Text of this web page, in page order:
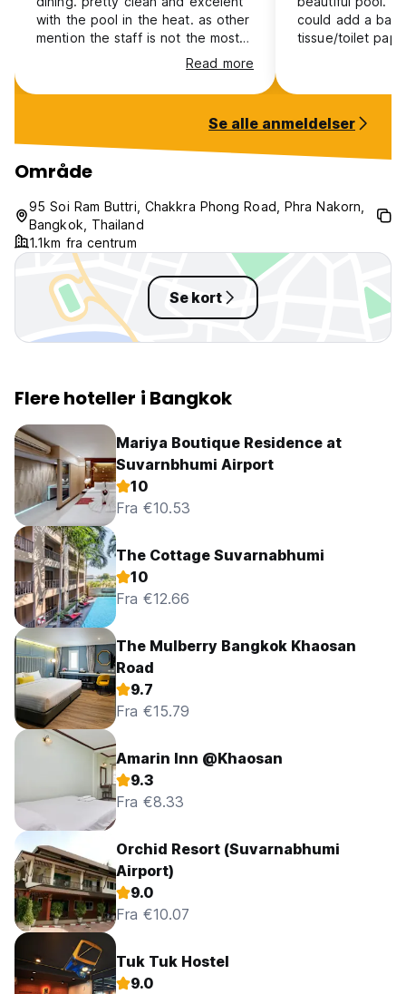
with the pool in the heat. as other
mention the staff is not the most
Read more
could add a
tissue/toilet
Se alle anmeldelser
Område
95 Soi Ram Buttri, Chakkra Phong Road, Phra Nakorn,
Bangkok, Thailand
1.1km fra centrum
Se kort
Flere hoteller i Bangkok
Mariya Boutique Residence at
Suvarnbhumi Airport
10
Fra €10.53
The Cottage Suvarnabhumi
10
Fra €12.66
The Mulberry Bangkok Khaosan
Road
9.7
Fra €15.79
Amarin Inn @Khaosan
9.3
Fra €8.33
Orchid Resort (Suvarnabhumi
Airport)
9.0
Fra €10.07
Tuk Tuk Hostel
9.0